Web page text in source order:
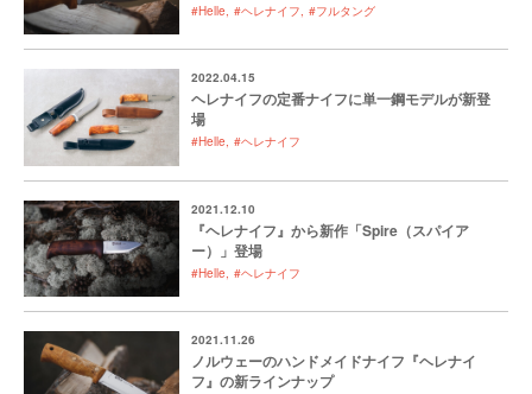
#Helle #ヘレナイフ #フルタング
2022.04.15
ヘレナイフの定番ナイフに単一鋼モデルが新登
場
#Helle #ヘレナイフ
2021.12.10
『ヘレナイフ』から新作「Spire（スパイア
ー）」登場
#Helle #ヘレナイフ
2021.11.26
ノルウェーのハンドメイドナイフ『ヘレナイ
フ』の新ラインナップ